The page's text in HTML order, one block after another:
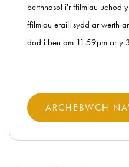
berthnasol i'r ffilmiau uchod
ffilmiau eraill sydd ar werth
dod i ben am 11.59pm ar y
ARCHEBWCH